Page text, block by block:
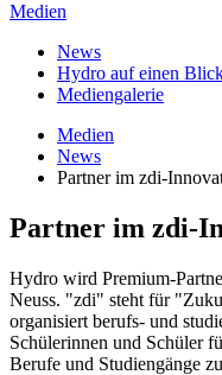
Medien
News
Hydro auf einen
Mediengalerie
Medien
News
Partner im zdi-
Partner im zdi-
Hydro wird Premium-
Neuss. "zdi" steht für
organisiert berufs- und
Schülerinnen und Schüler
Berufe und Studiengänge